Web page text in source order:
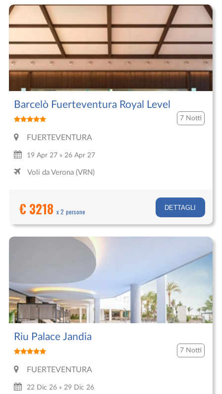
Barcelò Fuerteventura Royal Level
7 Notti
FUERTEVENTURA
19 Apr 27 » 26 Apr 27
Voli da Verona (VRN)
€ 3218x 2 persone DETTAGLI
Riu Palace Jandia
7 Notti
FUERTEVENTURA
22 Dic 26 » 29 Dic 26